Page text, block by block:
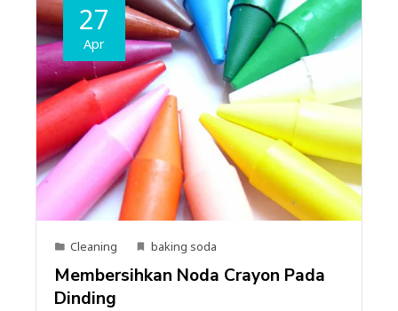
27
Apr
Cleaning baking soda
Membersihkan Noda Crayon Pada
Dinding